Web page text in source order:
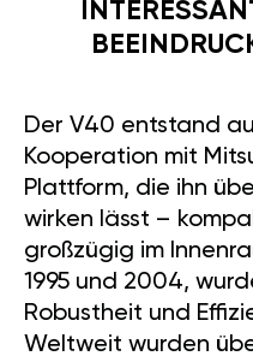
Der V40 entstand
Kooperation mit
Plattform, die ihn
wirken lässt –
großzügig im
1995 und 2004,
Robustheit und
Weltweit wurden